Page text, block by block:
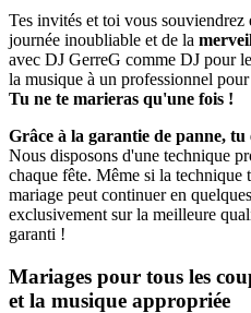
Tes invités et toi vous souviendrez
journée inoubliable et de la
avec DJ GerreG comme DJ pour
la musique à un professionnel
Tu ne te marieras qu'une fois !
Grâce à la garantie de panne, tu
Nous disposons d'une technique
chaque fête. Même si la technique
mariage peut continuer en
exclusivement sur la meilleure
garanti !
Mariages pour tous les
et la musique appropriée